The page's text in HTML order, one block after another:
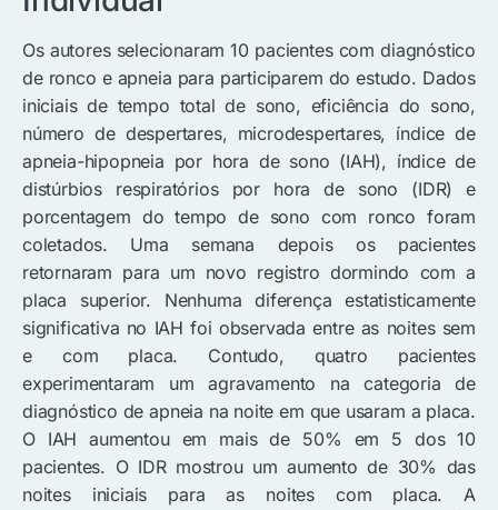
Os autores selecionaram 10 pacientes com diagnóstico
de ronco e apneia para participarem do estudo. Dados
iniciais de tempo total de sono, eficiência do sono,
número de despertares, microdespertares, índice de
apneia-hipopneia por hora de sono (IAH), índice de
distúrbios respiratórios por hora de sono (IDR) e
porcentagem do tempo de sono com ronco foram
coletados. Uma semana depois os pacientes
retornaram para um novo registro dormindo com a
placa superior. Nenhuma diferença estatisticamente
significativa no IAH foi observada entre as noites sem
e com placa. Contudo, quatro pacientes
experimentaram um agravamento na categoria de
diagnóstico de apneia na noite em que usaram a placa.
O IAH aumentou em mais de 50% em 5 dos 10
pacientes. O IDR mostrou um aumento de 30% das
noites iniciais para as noites com placa. A